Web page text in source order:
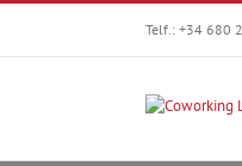
Telf.: +34 680